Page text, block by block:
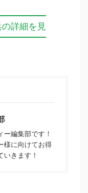
詳細を見
ー編集部です！
様に向けてお得
いきます！